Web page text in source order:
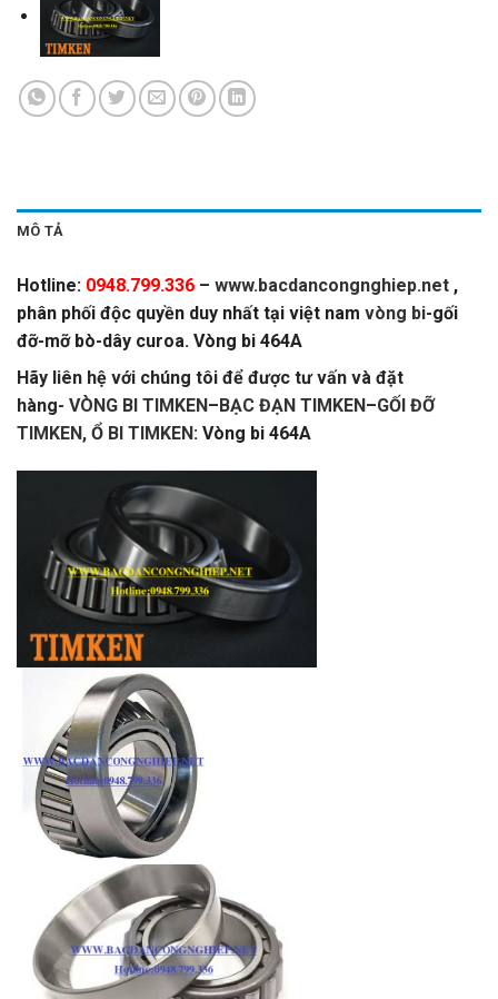
MÔ TẢ
Hotline: 0948.799.336 – www.bacdancongnghiep.net ,
phân phối độc quyền duy nhất tại việt nam vòng bi-gối
đỡ-mỡ bò-dây curoa. Vòng bi 464A
Hãy liên hệ với chúng tôi để được tư vấn và đặt
hàng- VÒNG BI TIMKEN–BẠC ĐẠN TIMKEN–GỐI ĐỠ
TIMKEN, Ổ BI TIMKEN: Vòng bi 464A